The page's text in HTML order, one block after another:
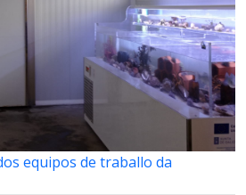
equipos de traballo da